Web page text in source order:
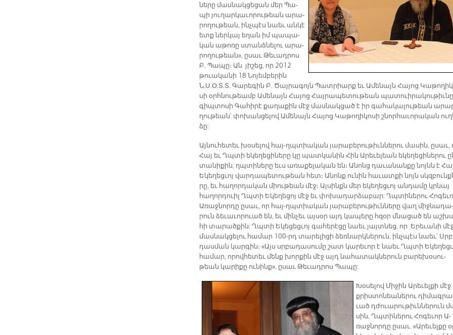
նե­րը մաս­նակ­ցե­ցան մեր Պա­
պի յու­ղար­կա­ւո­րու­թեան ա­րա­
րո­ղու­թեան, ինչ­պէս նաեւ ան­կէ
ետք ներ­կայ ե­ղան իմ պա­պա­
կան ա­թո­ռը ստանձ­նե­լու ա­րա­
րո­ղու­թեա­ն», ը­սաւ Թեւադ­րոս
Բ. Պա­պը։ Ան յի­շեց­, որ 2012
թուա­կա­նի 18 Նո­յեմ­բե­րին
Ն.Ս.Օ.Տ.Տ. Գա­րե­գին Բ. Ծայ­րա­գոյն Պատ­րիարք եւ Ա­մե­նայն Հա­յոց
սի օրհ­նու­թեամբ Ա­մե­նայն Հա­յոց Հայ­րա­պե­տու­թեան
գիպ­տո­սի Գա­հի­րէ քա­ղա­քին մէջ մաս­նակ­ցած է իր գա­հա­կա­լու­թեան
ղու­թեա­ն՝ փո­խան­ցե­լով Ա­մե­նայն Հա­յոց Կա­թո­ղի­կո­սի շնոր­հա­ւո­րա­կան
ձը:
Այ­նու­հե­տեւ խօ­սե­լով հայ-ղպտիա­կան յա­րա­բե­րու­թիւն­նե­րու մա­սին, ը­սաւ,
Հայ եւ Ղպտի ե­կե­ղե­ցի­նե­րը կը պատ­կա­նին Հին Ա­րե­ւե­լեան ե­կե­ղե­ցի­նե­րու
տա­նի­քին, ղպտի­նե­րը եւս ա­ռա­քե­լա­կան են։ Ա­նոնց դա­ւա­նան­քը նոյ­նն է
Ե­կե­ղեց­ւոյ վար­դա­պե­տու­թեան հետ։ Ա­նոնք ու­նին հա­ւատ­քի նոյն
րը, եւ հա­ղոր­դա­կան միու­թեան մէջ։ Այ­սինքն մեր ե­կե­ղեց­ւոյ ան­դա­մը կրնայ
հա­ղոր­դուիլ Ղպտի Ե­կե­ղե­ցոյ մէջ եւ փո­խա­դար­ձա­բար: Ղպտի­նե­րու
Ա­ռաջ­նոր­դը ը­սաւ, որ հայ-ղպտիա­կան յա­րա­բե­րու­թիւն­նե­րը վաղ միջ­նա­դա­
րուն ձե­ւա­ւո­րուած են, եւ մին­չեւ այ­սօր այդ կա­պե­րը հզօր մնա­ցած են
հի տա­րած­քին: Ղպտի Ե­կե­ցեց­ւոյ գա­հե­րէ­ցը նաեւ յայտ­նեց, որ Ե­րե­ւա­նի մէջ
մաս­նակ­ցե­լու հա­մար 100-րդ տա­րե­լի­ցի ձեռ­նարկ­նե­րուն, ինչ­պէս նաեւ՝
դաս­ման կար­գին։ «Այս սրբա­դա­սու­մը շատ կա­րե­ւոր է նաեւ Ղպտի
հա­մար, ո­րով­հե­տեւ մենք խոր­քին մէջ այդ նա­հա­տակ­նե­րուն բա­րե­խօ­սու­
թեան կա­րի­քը ու­նին­ք», ը­սաւ Թե­ւադ­րոս Պա­պը:
Խօ­սե­լով Մի­ջին Ա­րե­ւել­քի մէջ
քրիս­տո­նեա­նե­րու
ւած դժուա­րու­թիւն­նե­րուն
սին, Ղպտի­նե­րու Հո­գե­ւոր Ա­
ռաջ­նոր­դը ը­սաւ. «Ա­րե­ւել­քը